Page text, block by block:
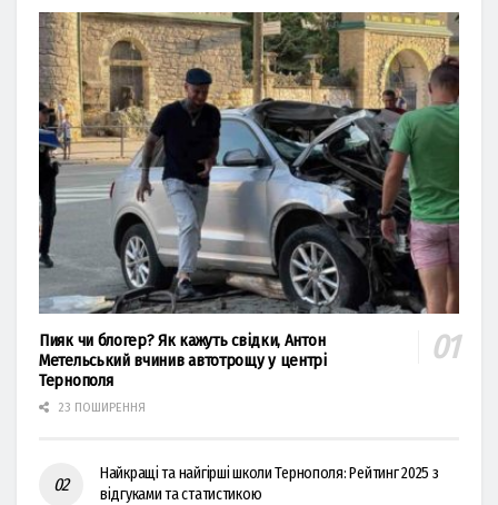
Пияк чи блогер? Як кажуть свідки, Антон
Метельський вчинив автотрощу у центрі
Тернополя
23 ПОШИРЕННЯ
Найкращі та найгірші школи Тернополя: Рейтинг 2025 з
відгуками та статистикою